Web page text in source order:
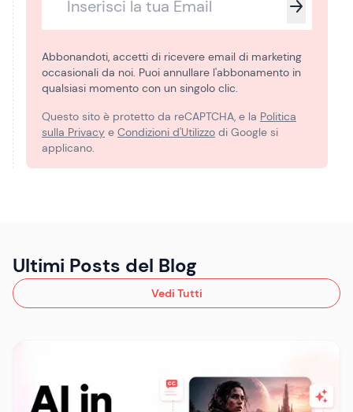
Abbonandoti, accetti di ricevere email di marketing
occasionali da noi. Puoi annullare l'abbonamento in
qualsiasi momento con un singolo clic.
Questo sito è protetto da reCAPTCHA, e la Politica
sulla Privacy e Condizioni d'Utilizzo di Google si
applicano.
Ultimi Posts del Blog
Vedi Tutti